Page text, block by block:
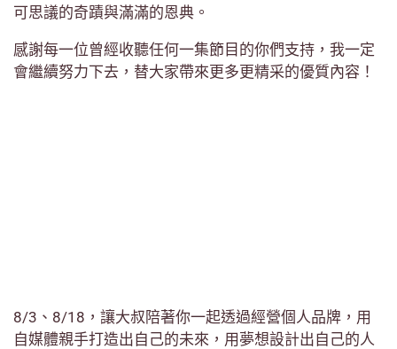
可思議的奇蹟與滿滿的恩典。
感謝每一位曾經收聽任何一集節目的你們支持，我一定
會繼續努力下去，替大家帶來更多更精采的優質內容！
8/3、8/18，讓大叔陪著你一起透過經營個人品牌，用
自媒體親手打造出自己的未來，用夢想設計出自己的人